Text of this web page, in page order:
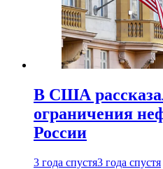
В США
ограничения
России
3 года спустя3 года спустя